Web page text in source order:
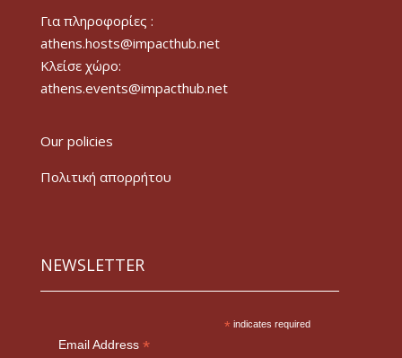
Για πληροφορίες :
athens.hosts@impacthub.net
Κλείσε χώρο:
athens.events@impacthub.net
Our policies
Πολιτική απορρήτου
NEWSLETTER
* indicates required
Email Address *